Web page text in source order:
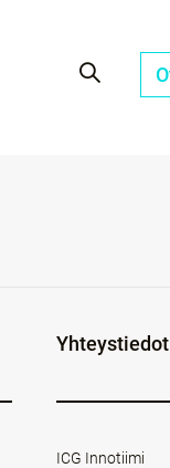
Yhteystiedot
ICG Innotiimi